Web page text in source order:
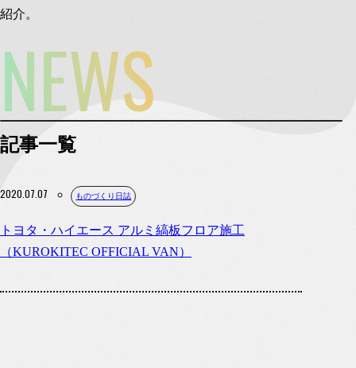
NEWS
紹介。
記事一覧
トヨタ・ハイエース アルミ縞板フロア施工
（KUROKITEC OFFICIAL VAN）
2020.07.07 ものづくり日誌
HOME
クロキテックについて
事業案内
メール お問い合わせ